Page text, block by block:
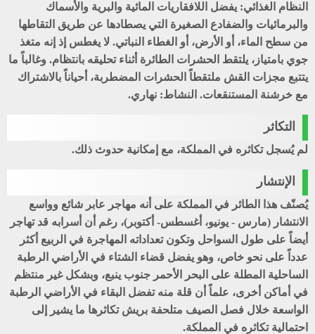
النظام الغذائي: يفضل اللافقاريات المائية والبرية والأسماك
والبرمائيات والضفادع الصغيرة التي يصطادها عن طريق التقاطها
من سطح الماء، أو الأرض، أو الغطاء النباتي. لا يغطس إذ إنه متغذ
جوي بامتياز، يلتقط الحشرات الطائرة أثناء تحليقه بانتظام. وغالباً ما
يتتبع مجزات القش ملتقطاً الحشرات المضطربة، أحياناً بالاشتراك
مع خرشنة المستنقعات. النشاط: نهاري.
التكاثر
لم يُسجل تكاثره في المملكة، مع إمكانية حدوث ذلك.
الإنتشار
يُصنّف هذا الطائر في المملكة على أنه مهاجر عابر شائع وواسع
الانتشار (مارس - يونيو، أغسطس- أكتوبر)، رغم أن أسرابه قد تهاجر
أيضاً على طول السواحل وتكون تعداداته المهاجرة في الربيع أكثر
عدداً على نحو خاص، وهو يفضل قضاء الشتاء في الأراضي الرطبة
الساحلية المطلة على البحر الأحمر جنوب ينبع، وبشكل غير منتظم
في أماكن أخرى، علماً أن قلة منه تفضل البقاء في الأراضي الرطبة
الواسعة خلال فصل الصيف متلحفة بريش تكاثرها ما يشير إلى
احتمالية تكاثره في المملكة.